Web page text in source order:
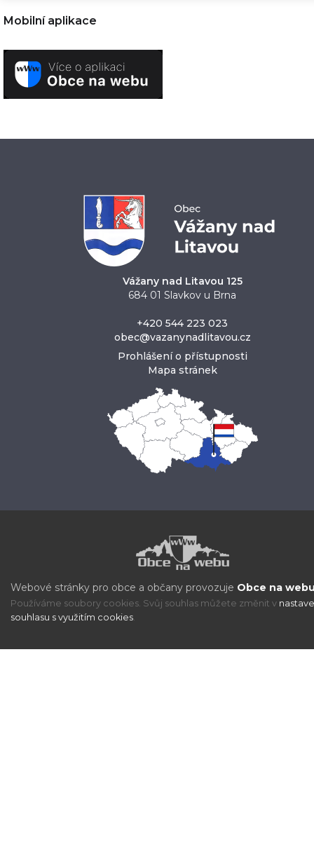
Mobilní aplikace
Vážany nad Litavou 125
684 01 Slavkov u Brna
+420 544 223 023
obec@vazanynadlitavou.cz
Prohlášení o přístupnosti
Mapa stránek
Webové stránky pro obce a občany provozuje Obce na
Používáme soubory cookies. Svůj souhlas můžete změnit v
souhlasu s využitím cookies